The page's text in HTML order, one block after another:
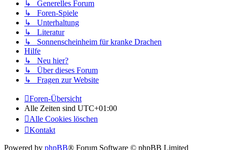
↳ Generelles Forum
↳ Foren-Spiele
↳ Unterhaltung
↳ Literatur
↳ Sonnenscheinheim für kranke Drachen
Hilfe
↳ Neu hier?
↳ Über dieses Forum
↳ Fragen zur Website
Foren-Übersicht
Alle Zeiten sind UTC+01:00
Alle Cookies löschen
Kontakt
Powered by phpBB® Forum Software © phpBB Limited